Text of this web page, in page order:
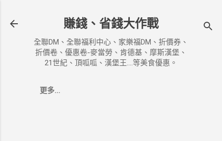
賺錢、省錢大作戰
全聯DM、全聯福利中心、家樂福DM、折價券、
折價卷、優惠卷-麥當勞、肯德基、摩斯漢堡、
21世紀、頂呱呱、漢堡王....等美食優惠。
更多…